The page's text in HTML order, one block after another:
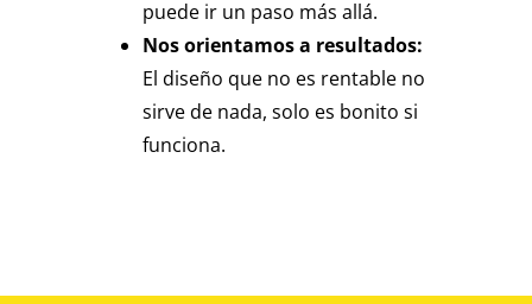
puede ir un paso más allá.
Nos orientamos a resultados:
El diseño que no es rentable no
sirve de nada, solo es bonito si
funciona.